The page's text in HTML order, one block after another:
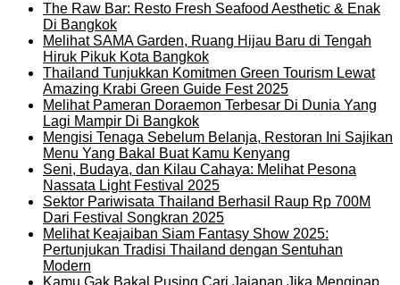
The Raw Bar: Resto Fresh Seafood Aesthetic & Enak
Di Bangkok
Melihat SAMA Garden, Ruang Hijau Baru di Tengah
Hiruk Pikuk Kota Bangkok
Thailand Tunjukkan Komitmen Green Tourism Lewat
Amazing Krabi Green Guide Fest 2025
Melihat Pameran Doraemon Terbesar Di Dunia Yang
Lagi Mampir Di Bangkok
Mengisi Tenaga Sebelum Belanja, Restoran Ini Sajikan
Menu Yang Bakal Buat Kamu Kenyang
Seni, Budaya, dan Kilau Cahaya: Melihat Pesona
Nassata Light Festival 2025
Sektor Pariwisata Thailand Berhasil Raup Rp 700M
Dari Festival Songkran 2025
Melihat Keajaiban Siam Fantasy Show 2025:
Pertunjukan Tradisi Thailand dengan Sentuhan
Modern
Kamu Gak Bakal Pusing Cari Jajanan Jika Menginap